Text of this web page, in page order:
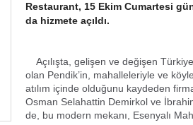
Restaurant, 15 Ekim Cumartesi
da hizmete açıldı.
Açılışta, gelişen ve değişen
olan Pendik’in, mahalleleriyle ve
atılım içinde olduğunu kaydeden
Osman Selahattin Demirkol ve
de, bu modern mekanı, Esenyalı